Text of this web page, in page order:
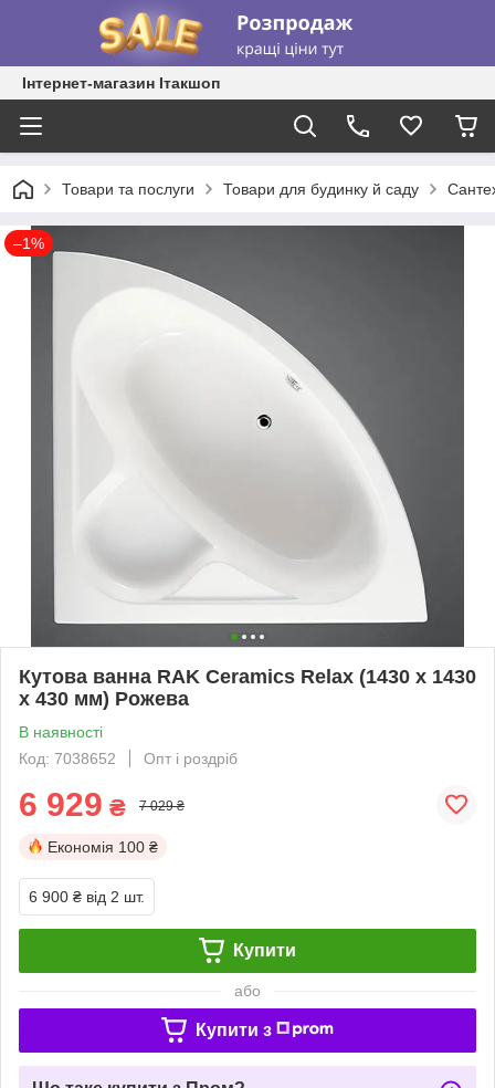
Інтернет-магазин Ітакшоп
Товари та послуги Товари для будинку й саду
–1%
Кутова ванна RAK Ceramics Relax (1430 x 1430
x 430 мм) Рожева
В наявності
Код: 7038652
Опт і роздріб
6 929 ₴ 7 029 ₴
Економія 100 ₴
6 900 ₴ від 2 шт.
Купити
або
Купити з